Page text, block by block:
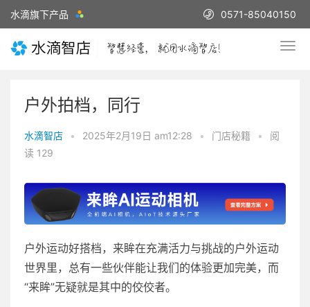
水滴旗下产品 0571-85040150
户外拍档，同行
水滴智店 • 2025年2月19日 am12:28 • 门店秘籍 •
阅
读 129
户外运动好搭档，来眸在充满活力与挑战的户外运动
世界里，总有一些伙伴能让我们的体验更加完美，而
“来眸”无疑就是其中的佼佼者。